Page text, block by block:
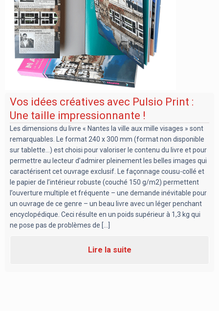
Vos idées créatives avec Pulsio Print :
Une taille impressionnante !
Les dimensions du livre « Nantes la ville aux mille visages » sont
remarquables. Le format 240 x 300 mm (format non disponible
sur tablette…) est choisi pour valoriser le contenu du livre et pour
permettre au lecteur d’admirer pleinement les belles images qui
caractérisent cet ouvrage exclusif. Le façonnage cousu-collé et
le papier de l’intérieur robuste (couché 150 g/m2) permettent
l’ouverture multiple et fréquente – une demande inévitable pour
un ouvrage de ce genre – un beau livre avec un léger penchant
encyclopédique. Ceci résulte en un poids supérieur à 1,3 kg qui
ne pose pas de problèmes de [...]
Lire la suite